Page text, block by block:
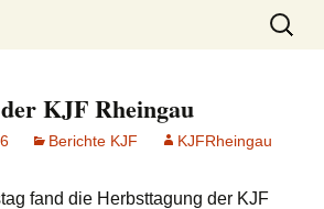
Suchen
nach:
KJF Rheingau
Berichte KJF KJFRheingau
fand die Herbsttagung der KJF